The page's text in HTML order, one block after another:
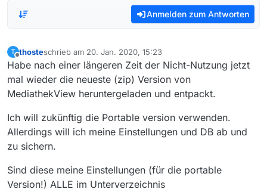
Anmelden zum Antworten
T
Offline
thosteschrieb am 20. Jan. 2020, 15:23
zuletzt editiert von
Habe nach einer längeren Zeit der Nicht-Nutzung jetzt
mal wieder die neueste (zip) Version von
MediathekView heruntergeladen und entpackt.
Ich will zukünftig die Portable version verwenden.
Allerdings will ich meine Einstellungen und DB ab und
zu sichern.
Sind diese meine Einstellungen (für die portable
Version!) ALLE im Unterverzeichnis